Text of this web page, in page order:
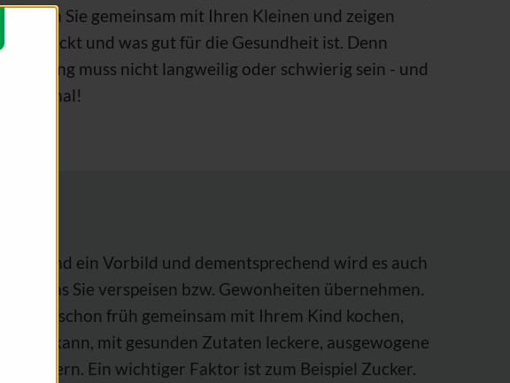
Kochen Sie gemeinsam mit Ihren Kleinen und zeigen
schmeckt und was gut für die Gesundheit ist. Denn
Ernährung muss nicht langweilig oder schwierig sein - und
allemal!
Kind ein Vorbild und dementsprechend wird es auch
was Sie verspeisen bzw. Gewonheiten übernehmen.
Sie schon früh gemeinsam mit Ihrem Kind kochen,
lernen kann, mit gesunden Zutaten leckere, ausgewogene
zaubern. Ein wichtiger Faktor ist zum Beispiel Zucker.